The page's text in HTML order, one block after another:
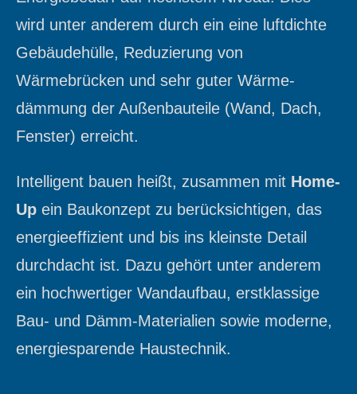
wird unter anderem durch ein eine luftdichte
Gebäudehülle, Reduzierung von
Wärmebrücken und sehr guter Wärme-
dämmung der Außenbauteile (Wand, Dach,
Fenster) erreicht.
Intelligent bauen heißt, zusammen mit Home-
Up ein Baukonzept zu berücksichtigen, das
energieeffizient und bis ins kleinste Detail
durchdacht ist. Dazu gehört unter anderem
ein hochwertiger Wandaufbau, erstklassige
Bau- und Dämm-Materialien sowie moderne,
energiesparende Haustechnik.